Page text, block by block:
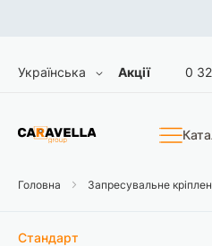
Skip
Мова
Українська Акції 0
Головна Запресувальне
Стандарт